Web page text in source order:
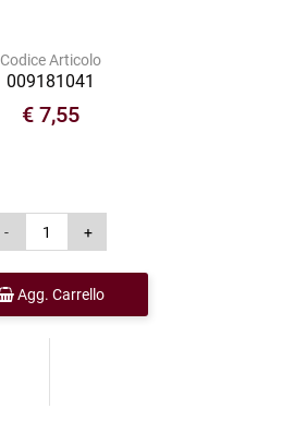
Codice Articolo
009181041
€ 7,55
Agg. Carrello